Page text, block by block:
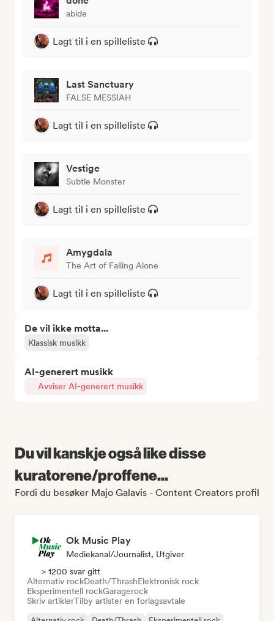
abide
Lagt til i en spilleliste
Last Sanctuary
FALSE MESSIAH
Lagt til i en spilleliste
Vestige
Subtle Monster
Lagt til i en spilleliste
Amygdala
The Art of Falling Alone
Lagt til i en spilleliste
De vil ikke motta...
Klassisk musikk
AI-generert musikk
Avviser AI-generert musikk
Du vil kanskje også like disse
kuratorene/proffene...
Fordi du besøker Majo Galavis - Content Creators profil
Ok Music Play
Mediekanal/journalist, Utgiver
> 1200 svar gitt
Alternativ rockDeath/ThrashElektronisk rock
Eksperimentell rockGaragerock
Skriv artiklerTilby artister en forlagsavtale